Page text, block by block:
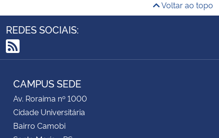
Voltar ao topo
REDES SOCIAIS:
RSS
CAMPUS SEDE
Av. Roraima nº 1000
Cidade Universitária
Bairro Camobi